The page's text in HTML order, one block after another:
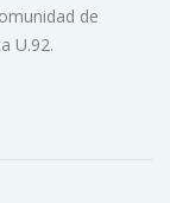
de
U.92.